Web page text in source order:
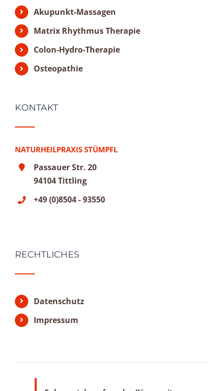
Akupunkt-Massagen
Matrix Rhythmus Therapie
Colon-Hydro-Therapie
Osteopathie
KONTAKT
NATURHEILPRAXIS STÜMPFL
Passauer Str. 20
94104 Tittling
+49 (0)8504 - 93550
RECHTLICHES
Datenschutz
Impressum